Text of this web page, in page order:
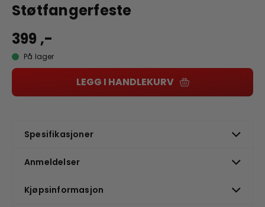
Støtfangerfeste
399 ,-
På lager
LEGG I HANDLEKURV
Spesifikasjoner
Anmeldelser
Kjøpsinformasjon